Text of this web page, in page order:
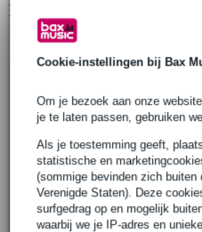
Cookie-instellingen bij Bax
Om je bezoek aan onze
je te laten passen, gebruiken
Als je toestemming geeft,
statistische en
(sommige bevinden zich buiten
Verenigde Staten). Deze
surfgedrag op en mogelijk
waarbij we je IP-adres en
Productinformatie
Fazley elektrische gitaar
model: Sheriff Basic HSS
body
materiaal: elzen (alder)
afwerking: hand stained
verbinding: geschroefd (bolt-on)
materiaal: esdoorn (maple)
afwerking: zijdeglans (satin)